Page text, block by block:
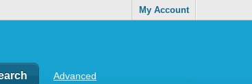
My Account
Advanced